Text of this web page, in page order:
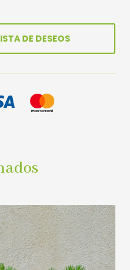
DE DESEOS